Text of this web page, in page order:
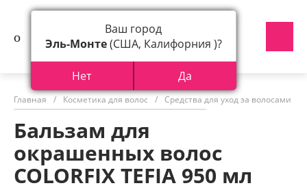
Главная / Косметика для волос / Средства для уход за волосами
Бальзам для
окрашенных волос
COLORFIX TEFIA 950 мл
Ваш город
Эль-Монте(США, Калифорния )?
Нет Да